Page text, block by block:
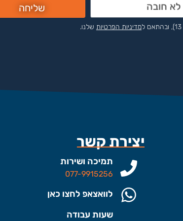
מדיניות הפרטיות שלנו.
שליחה
יצירת קשר
תמיכה ושירות
077-9915256
לוואצאפ לחצו כאן
שעות עבודה